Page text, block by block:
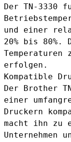
Der TN-3330
und einer
20% bis
Temperaturen
erfolgen.
Kompatible
Der Brother
einer
Druckern
macht ihn zu
Unternehmen